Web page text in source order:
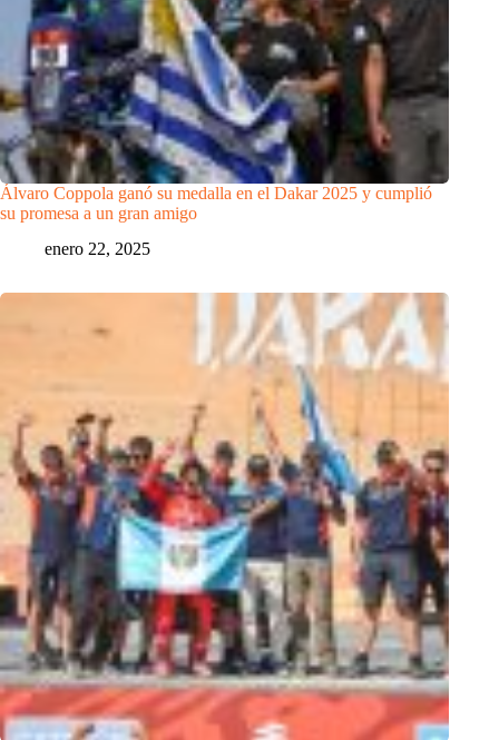
Álvaro Coppola ganó su medalla en el Dakar 2025 y cumplió
su promesa a un gran amigo
enero 22, 2025